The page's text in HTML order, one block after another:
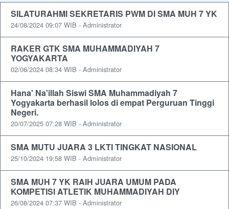
SILATURAHMI SEKRETARIS PWM DI SMA MUH 7 YK
24/08/2024 09:07 WIB - Administrator
RAKER GTK SMA MUHAMMADIYAH 7
YOGYAKARTA
02/06/2024 08:34 WIB - Administrator
Hana' Na'illah Siswi SMA Muhammadiyah 7
Yogyakarta berhasil lolos di empat Perguruan Tinggi
Negeri.
20/07/2025 07:28 WIB - Administrator
SMA MUTU JUARA 3 LKTI TINGKAT NASIONAL
25/10/2024 19:58 WIB - Administrator
SMA MUH 7 YK RAIH JUARA UMUM PADA
KOMPETISI ATLETIK MUHAMMADIYAH DIY
26/08/2024 07:37 WIB - Administrator